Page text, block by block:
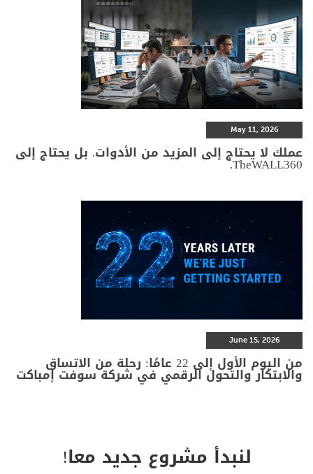
May 11, 2026
عملك لا يحتاج إلى المزيد من الأدوات. بل يحتاج إلى
TheWALL360.
June 15, 2026
من اليوم الأول إلى 22 عامًا: رحلة من الاتساق
والابتكار والتحول الرقمي في شركة سوفت إمباكت
لنبدأ مشروع جديد معا!